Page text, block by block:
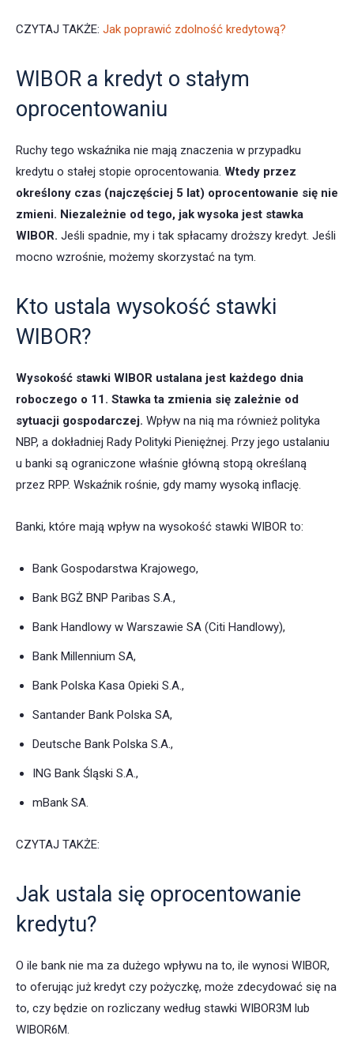
CZYTAJ TAKŻE: Jak poprawić zdolność kredytową?
WIBOR a kredyt o stałym
oprocentowaniu
Ruchy tego wskaźnika nie mają znaczenia w przypadku
kredytu o stałej stopie oprocentowania. Wtedy przez
określony czas (najczęściej 5 lat) oprocentowanie się nie
zmieni. Niezależnie od tego, jak wysoka jest stawka
WIBOR. Jeśli spadnie, my i tak spłacamy droższy kredyt. Jeśli
mocno wzrośnie, możemy skorzystać na tym.
Kto ustala wysokość stawki
WIBOR?
Wysokość stawki WIBOR ustalana jest każdego dnia
roboczego o 11. Stawka ta zmienia się zależnie od
sytuacji gospodarczej. Wpływ na nią ma również polityka
NBP, a dokładniej Rady Polityki Pieniężnej. Przy jego ustalaniu
u banki są ograniczone właśnie główną stopą określaną
przez RPP. Wskaźnik rośnie, gdy mamy wysoką inflację.
Banki, które mają wpływ na wysokość stawki WIBOR to:
Bank Gospodarstwa Krajowego,
Bank BGŻ BNP Paribas S.A.,
Bank Handlowy w Warszawie SA (Citi Handlowy),
Bank Millennium SA,
Bank Polska Kasa Opieki S.A.,
Santander Bank Polska SA,
Deutsche Bank Polska S.A.,
ING Bank Śląski S.A.,
mBank SA.
CZYTAJ TAKŻE:
Jak ustala się oprocentowanie
kredytu?
O ile bank nie ma za dużego wpływu na to, ile wynosi WIBOR,
to oferując już kredyt czy pożyczkę, może zdecydować się na
to, czy będzie on rozliczany według stawki WIBOR3M lub
WIBOR6M.